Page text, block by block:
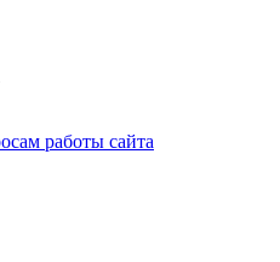
работы сайта